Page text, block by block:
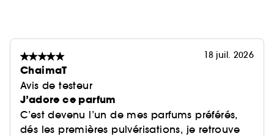
18 juil. 2026
ChaimaT
Avis de testeur
J’adore ce parfum
C’est devenu l’un de mes parfums préférés,
dés les premières pulvérisations, je retrouve